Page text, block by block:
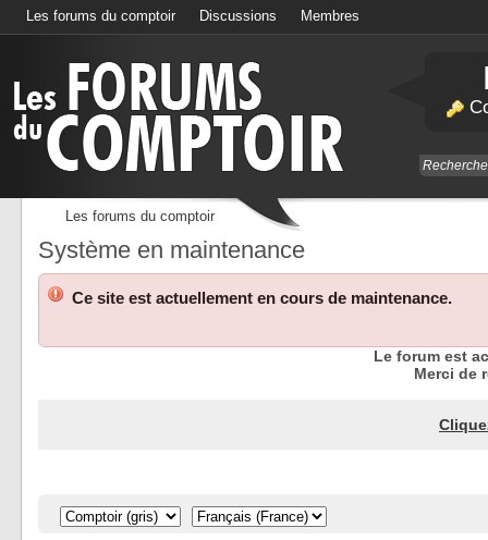
Les forums du comptoir Discussions Membres
Les forums du comptoir
Système en maintenance
Ce site est actuellement en cours de maintenance.
Le forum est
Merci de